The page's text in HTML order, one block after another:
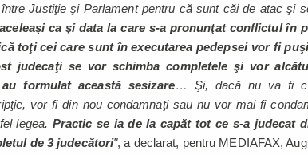
Justiţie şi Parlament pentru că sunt căi de atac şi
ca şi data la care s-a pronunţat conflictul în
toţi cei care sunt în executarea pedepsei vor fi
judecaţi se vor schimba completele şi vor
formulat această sesizare… Şi, dacă nu va fi
vor fi din nou condamnaţi sau nu vor mai fi
legea. Practic se ia de la capăt tot ce s-a judecat
de 3 judecători", a declarat, pentru MEDIAFAX,